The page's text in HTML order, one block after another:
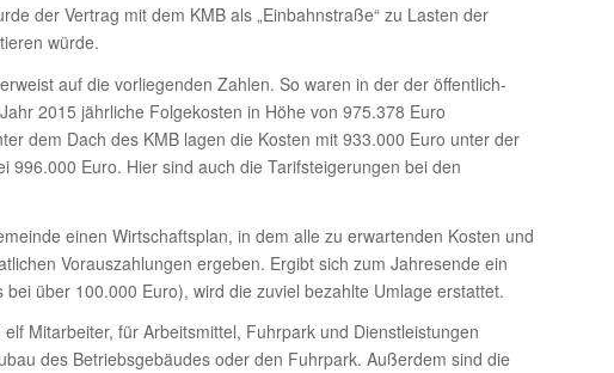
der Vertrag mit dem KMB als „Einbahnstraße“ zu Lasten der
würde.
auf die vorliegenden Zahlen. So waren in der der öffentlich-
2015 jährliche Folgekosten in Höhe von 975.378 Euro
dem Dach des KMB lagen die Kosten mit 933.000 Euro unter der
Euro. Hier sind auch die Tarifsteigerungen bei den
einen Wirtschaftsplan, in dem alle zu erwartenden Kosten und
Vorauszahlungen ergeben. Ergibt sich zum Jahresende ein
über 100.000 Euro), wird die zuviel bezahlte Umlage erstattet.
Mitarbeiter, für Arbeitsmittel, Fuhrpark und Dienstleistungen
des Betriebsgebäudes oder den Fuhrpark. Außerdem sind die